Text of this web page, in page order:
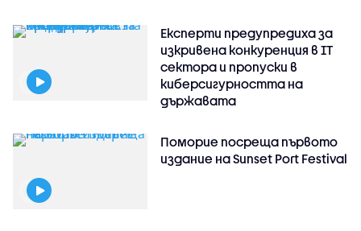
Експерти предупредиха за
изкривена конкуренция в IT
сектора и пропуски в
киберсигурността на
държавата
Поморие посреща първото
издание на Sunset Port Festival